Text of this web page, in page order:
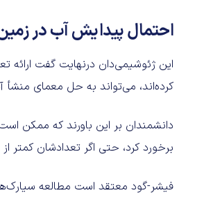
احتمال پیدایش آب در
کرده‌اند، می‌تواند به حل معمای
برخورد کرد، حتی اگر تعدادشان کمتر
فیشر-گود معتقد است مطالعه